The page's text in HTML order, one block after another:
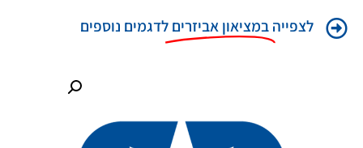
לצפייהבמציאון אביזרים לדגמים נוספים